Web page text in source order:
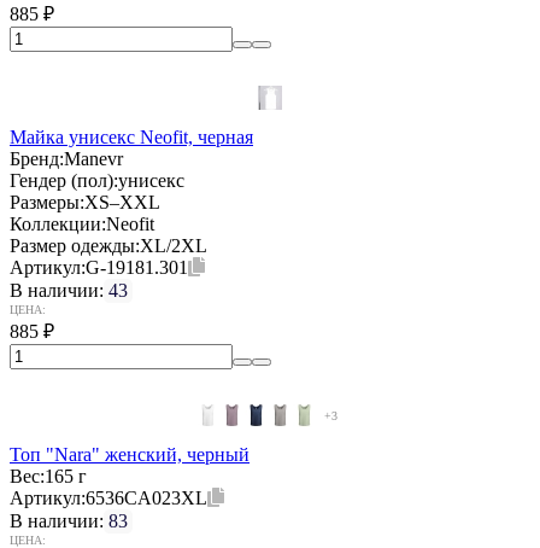
885 ₽
Майка унисекс Neofit, черная
Бренд:Manevr
Гендер (пол):унисекс
Размеры:XS–XXL
Коллекции:Neofit
Размер одежды:XL/2XL
Артикул:G-19181.301
В наличии: 43
ЦЕНА:
885 ₽
+3
Топ "Nara" женский, черный
Вес:165 г
Артикул:6536CA023XL
В наличии: 83
ЦЕНА: